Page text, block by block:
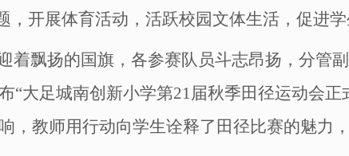
，开展体育活动，活跃校园文体生活，促进学
着飘扬的国旗，各参赛队员斗志昂扬，分管
“大足城南创新小学第21 届秋季田径运动会
，教师用行动向学生诠释了田径比赛的魅力